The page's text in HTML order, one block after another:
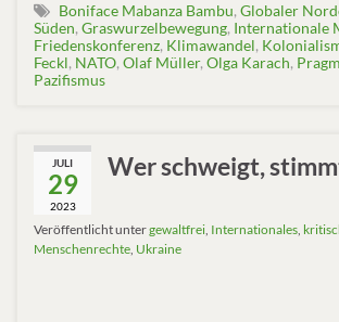
Boniface Mabanza Bambu, Globaler
Süden, Graswurzelbewegung, Internationale
Friedenskonferenz, Klimawandel,
Feckl, NATO, Olaf Müller, Olga Karach,
Pazifismus
JULI
29
2023
Wer schweigt,
Veröffentlicht untergewaltfrei, Internationales,
Menschenrechte, Ukraine